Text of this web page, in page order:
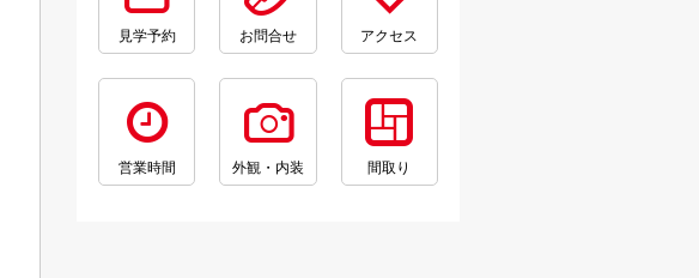
見学予約 お問合せ アクセス
営業時間 外観・内装 間取り